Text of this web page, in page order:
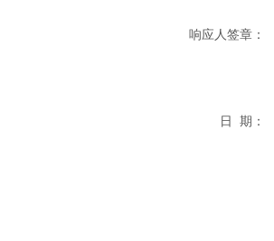
响应人签章：
日 期：